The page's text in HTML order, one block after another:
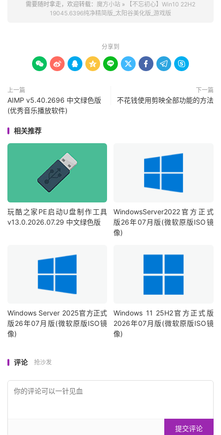
需要随时拿走，欢迎转载： 魔方小站 »
【不忘初心】Win10 22H2
19045.6396纯净精简版_太阳谷美化版_游戏版
分享到
        
上一篇
AIMP v5.40.2696 中文绿色版
(优秀音乐播放软件)
下一篇
不花钱使用剪映全部功能的方法
相关推荐
玩酷之家PE启动U盘制作工具
v13.0.2026.07.29 中文绿色版
WindowsServer2022官方正式
版26年07月版(微软原版ISO镜
像)
Windows Server 2025官方正式
版26年07月版(微软原版ISO镜
像)
Windows 11 25H2官方正式版
2026年07月版(微软原版ISO镜
像)
评论 抢沙发
提交评论